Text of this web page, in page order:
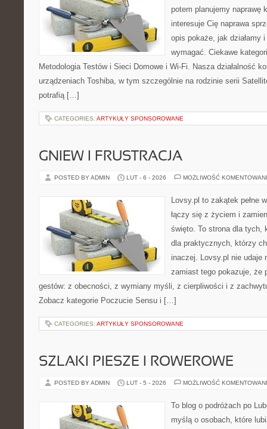
potem planujemy naprawę
interesuje Cię naprawa
opis pokaże, jak działamy
wymagać. Ciekawe
Metodologia Testów i Sieci Domowe i Wi-Fi. Nasza działalność
urządzeniach Toshiba, w tym szczególnie na rodzinie serii
potrafią […]
CATEGORIES: ARTYKUŁY SPONSOROWANE
GNIEW I FRUSTRACJA
POSTED BY ADMIN LUT - 6 - 2026 MOŻLIWOŚĆ
Lovsy.pl to zakątek pełne
łączy się z życiem i
święto. To strona dla tych,
dla praktycznych, którzy
inaczej. Lovsy.pl nie udaje
zamiast tego pokazuje, że
gestów: z obecności, z wymiany myśli, z cierpliwości i z
Zobacz kategorie Poczucie Sensu i […]
CATEGORIES: ARTYKUŁY SPONSOROWANE
SZLAKI PIESZE I ROWEROWE
POSTED BY ADMIN LUT - 5 - 2026 MOŻLIWOŚĆ
To blog o podróżach po
myślą o osobach, które